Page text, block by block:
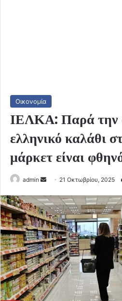
Οικονομία
ΙΕΛΚΑ: Παρά την
ελληνικό καλάθι
μάρκετ είναι
admin
Send
email
21 Οκτωβρίου, 2025